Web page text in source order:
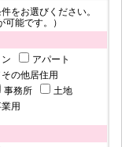
をお選びください。
可能です。）
アパート
の他居住用
事務所
土地
用